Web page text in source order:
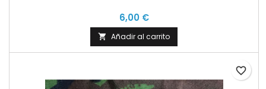
6,00 €
 Añadir al carrito
favorite_border